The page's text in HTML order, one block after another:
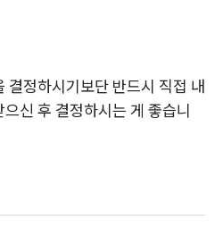
결정하시기보단 반드시 직접 내
신 후 결정하시는 게 좋습니